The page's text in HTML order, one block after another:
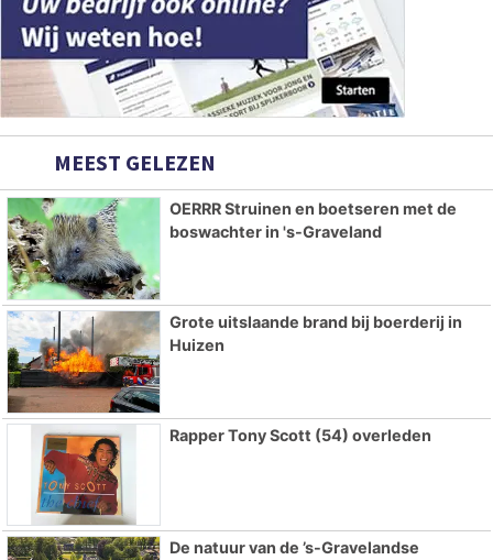
MEEST GELEZEN
OERRR Struinen en boetseren met de
boswachter in 's-Graveland
Grote uitslaande brand bij boerderij in
Huizen
Rapper Tony Scott (54) overleden
De natuur van de ’s-Gravelandse